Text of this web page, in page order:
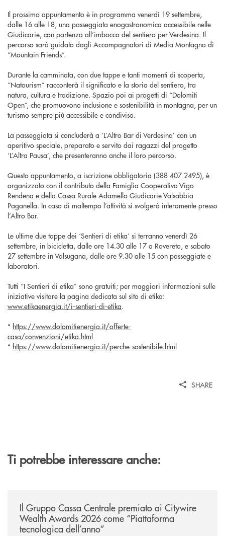
Il prossimo appuntamento è in programma venerdì 19 settembre,
dalle 16 alle 18, una passeggiata enogastronomica accessibile nelle
Giudicarie, con partenza all’imbocco del sentiero per Verdesina. Il
percorso sarà guidato dagli Accompagnatori di Media Montagna di
“Mountain Friends”.
Durante la camminata, con due tappe e tanti momenti di scoperta,
“Natourism” racconterà il significato e la storia del sentiero, tra
natura, cultura e tradizione. Spazio poi ai progetti di “Dolomiti
Open”, che promuovono inclusione e sostenibilità in montagna, per un
turismo sempre più accessibile e condiviso.
La passeggiata si concluderà a ‘L’Altro Bar di Verdesina’ con un
aperitivo speciale, preparato e servito dai ragazzi del progetto
‘L’Altra Pausa’, che presenteranno anche il loro percorso.
Questo appuntamento, a iscrizione obbligatoria (388 407 2495), è
organizzato con il contributo della Famiglia Cooperativa Vigo
Rendena e della Cassa Rurale Adamello Giudicarie Valsabbia
Paganella. In caso di maltempo l’attività si svolgerà interamente presso
l’Altro Bar.
Le ultime due tappe dei ‘Sentieri di etika’ si terranno venerdì 26
settembre, in bicicletta, dalle ore 14.30 alle 17 a Rovereto, e sabato
27 settembre in Valsugana, dalle ore 9.30 alle 15 con passeggiate e
laboratori.
Tutti “I Sentieri di etika” sono gratuiti; per maggiori informazioni sulle
iniziative visitare la pagina dedicata sul sito di etika:
www.etikaenergia.it/i-sentieri-di-etika.
* https://www.dolomitienergia.it/offerte-
casa/convenzioni/etika.html
* https://www.dolomitienergia.it/perche-sostenibile.html
SHARE
Ti potrebbe interessare anche:
Il Gruppo Cassa Centrale premiato ai Citywire
Wealth Awards 2026 come “Piattaforma
tecnologica dell’anno”